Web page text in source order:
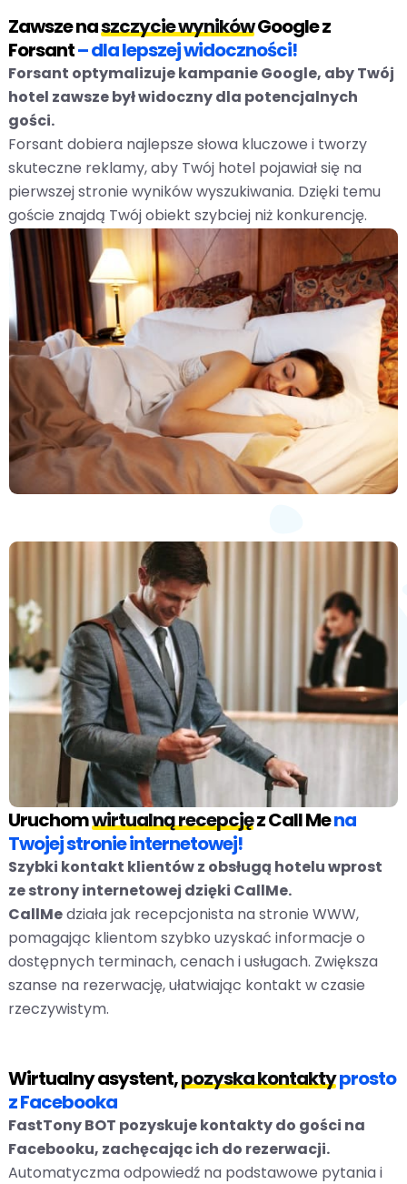
Zawsze naszczycie wynikówGoogle z
Forsant– dla lepszej widoczności!
Forsant optymalizuje kampanie Google, aby Twój
hotel zawsze był widoczny dla potencjalnych
gości.
Forsant dobiera najlepsze słowa kluczowe i tworzy
skuteczne reklamy, aby Twój hotel pojawiał się na
pierwszej stronie wyników wyszukiwania. Dzięki temu
goście znajdą Twój obiekt szybciej niż konkurencję.
Uruchomwirtualną recepcjęz Call Mena
Twojej stronie internetowej!
Szybki kontakt klientów z obsługą hotelu wprost
ze strony internetowej dzięki CallMe.
CallMedziała jak recepcjonista na stronie WWW,
pomagając klientom szybko uzyskać informacje o
dostępnych terminach, cenach i usługach. Zwiększa
szanse na rezerwację, ułatwiając kontakt w czasie
rzeczywistym.
Wirtualny asystent,pozyska kontaktyprosto
z Facebooka
FastTony BOT pozyskuje kontakty do gości na
Facebooku, zachęcając ich do rezerwacji.
Automatyczma odpowiedź na podstawowe pytania i